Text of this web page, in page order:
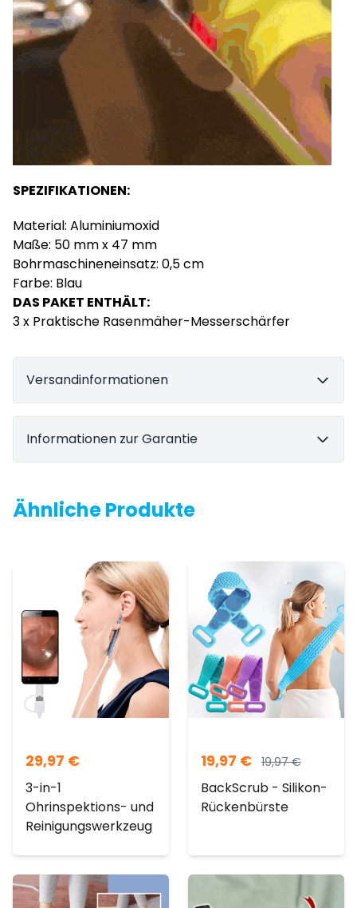
SPEZIFIKATIONEN:
Material: Aluminiumoxid
Maße: 50 mm x 47 mm
Bohrmaschineneinsatz: 0,5 cm
Farbe: Blau
DAS PAKET ENTHÄLT:
3 x Praktische Rasenmäher-Messerschärfer
Versandinformationen
Informationen zur Garantie
Ähnliche Produkte
29,97 €
3-in-1
Ohrinspektions- und
Reinigungswerkzeug
19,97 € 19,97€
BackScrub - Silikon-
Rückenbürste